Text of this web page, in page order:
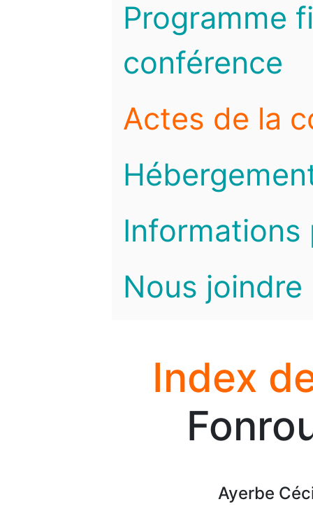
Programme
conférence
Actes de la
Informations
Nous joindre
Index
Ayerbe